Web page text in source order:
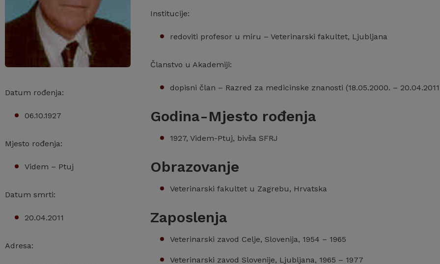
Datum rođenja:
06.10.1927
Mjesto rođenja:
Videm – Ptuj
Datum smrti:
20.04.2011
Adresa:
Institucije:
redoviti profesor u miru – Veterinarski fakultet, Ljubljana
Članstvo u Akademiji:
dopisni član – Razred za medicinske znanosti (18.05.2000. –
Godina-Mjesto rođenja
1927, Videm-Ptuj, bivša SFRJ
Obrazovanje
Veterinarski fakultet u Zagrebu, Hrvatska
Zaposlenja
Veterinarski zavod Celje, Slovenija, 1954 – 1965
Veterinarski zavod Slovenije, Ljubljana, 1965 – 1977